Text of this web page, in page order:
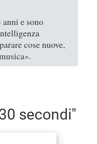
e sono
cose nuove,
secondi"